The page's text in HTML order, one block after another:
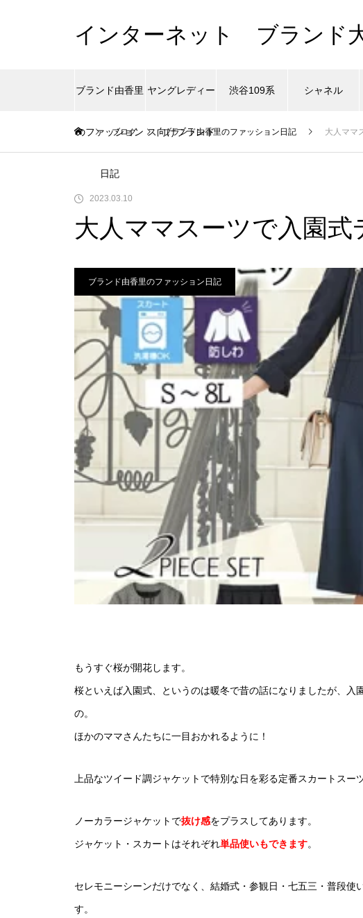
インターネット ブランド
ブランド由香里
のファッション
日記
ヤングレディー
ス向けブランド
渋谷109系 シャネル
ブログ ブランド由香里のファッション日記 大人ママ
2023.03.10
大人ママスーツで入園式
ブランド由香里のファッション日記
もうすぐ桜が開花します。
桜といえば入園式、というのは暖冬で昔の話になりましたが、入
の。
ほかのママさんたちに一目おかれるように！
上品なツイード調ジャケットで特別な日を彩る定番スカートスー
ノーカラージャケットで抜け感をプラスしてあります。
ジャケット・スカートはそれぞれ単品使いもできます。
セレモニーシーンだけでなく、結婚式・参観日・七五三・普段
す。
楽天 春カラー ボーダートップス